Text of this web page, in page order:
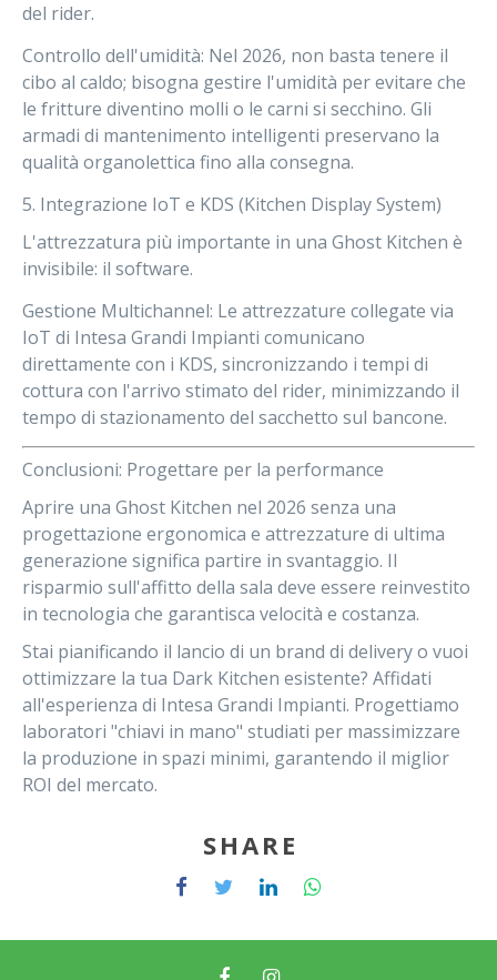
del rider.
Controllo dell'umidità: Nel 2026, non basta tenere il
cibo al caldo; bisogna gestire l'umidità per evitare che
le fritture diventino molli o le carni si secchino. Gli
armadi di mantenimento intelligenti preservano la
qualità organolettica fino alla consegna.
5. Integrazione IoT e KDS (Kitchen Display System)
L'attrezzatura più importante in una Ghost Kitchen è
invisibile: il software.
Gestione Multichannel: Le attrezzature collegate via
IoT di Intesa Grandi Impianti comunicano
direttamente con i KDS, sincronizzando i tempi di
cottura con l'arrivo stimato del rider, minimizzando il
tempo di stazionamento del sacchetto sul bancone.
Conclusioni: Progettare per la performance
Aprire una Ghost Kitchen nel 2026 senza una
progettazione ergonomica e attrezzature di ultima
generazione significa partire in svantaggio. Il
risparmio sull'affitto della sala deve essere reinvestito
in tecnologia che garantisca velocità e costanza.
Stai pianificando il lancio di un brand di delivery o vuoi
ottimizzare la tua Dark Kitchen esistente? Affidati
all'esperienza di Intesa Grandi Impianti. Progettiamo
laboratori "chiavi in mano" studiati per massimizzare
la produzione in spazi minimi, garantendo il miglior
ROI del mercato.
SHARE